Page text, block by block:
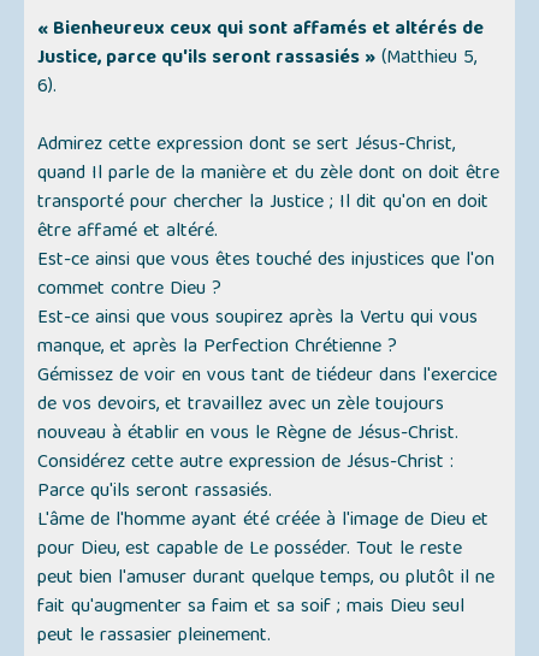
« Bienheureux ceux qui sont affamés et altérés de
Justice, parce qu'ils seront rassasiés »(Matthieu 5,
6).
Admirez cette expression dont se sert Jésus-Christ,
quand Il parle de la manière et du zèle dont on doit être
transporté pour chercher la Justice ; Il dit qu'on en doit
êtreaffamé et altéré.
Est-ce ainsi que vous êtes touché des injustices que l'on
commet contre Dieu ?
Est-ce ainsi que vous soupirez après la Vertu qui vous
manque, et après la Perfection Chrétienne ?
Gémissez de voir en vous tant de tiédeur dans l'exercice
de vos devoirs, et travaillez avec un zèle toujours
nouveau à établir en vous le Règne de Jésus-Christ.
Considérez cette autre expression de Jésus-Christ :
Parce qu'ils seront rassasiés.
L'âme de l'homme ayant été créée à l'image de Dieu et
pour Dieu, est capable de Le posséder. Tout le reste
peut bien l'amuser durant quelque temps, ou plutôt il ne
fait qu'augmenter sa faim et sa soif ; mais Dieu seul
peut le rassasier pleinement.